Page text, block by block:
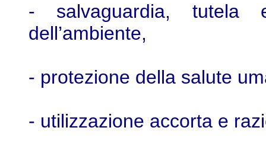
- salvaguardia, tutela
dell’ambiente,
- protezione della salute
- utilizzazione accorta e